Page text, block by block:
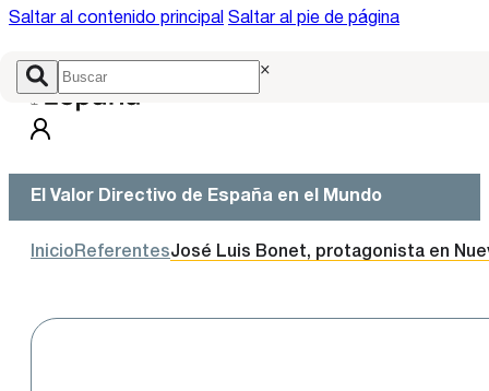
Saltar al contenido principal Saltar al pie de página
×
El Valor Directivo de España en el Mundo
Inicio ReferentesJosé Luis Bonet, protagonista en